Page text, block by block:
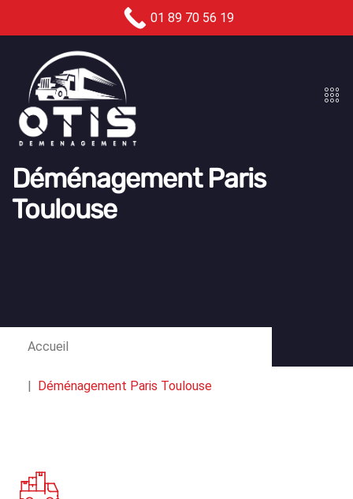
Accueil
Déménagement Paris Toulouse
Déménagement Paris
Toulouse
01 89 70 56 19